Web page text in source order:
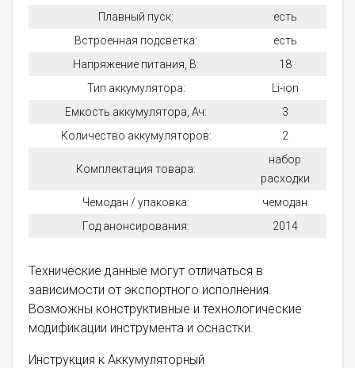
Плавный пуск:
есть
Встроенная подсветка:
есть
Напряжение питания, В:
18
Тип аккумулятора:
Li-ion
Емкость аккумулятора, Ач:
3
Количество аккумуляторов:
2
Комплектация товара:
набор
расходки
Чемодан / упаковка:
чемодан
Год анонсирования:
2014
Технические данные могут отличаться в
зависимости от экспортного исполнения.
Возможны конструктивные и технологические
модификации инструмента и оснастки.
Инструкция к Аккумуляторный